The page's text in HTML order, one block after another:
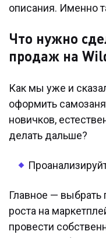
описания. Именно
Что нужно
продаж на
Как мы уже и
оформить
новичков,
делать дальше?
Главное —
роста на
провести